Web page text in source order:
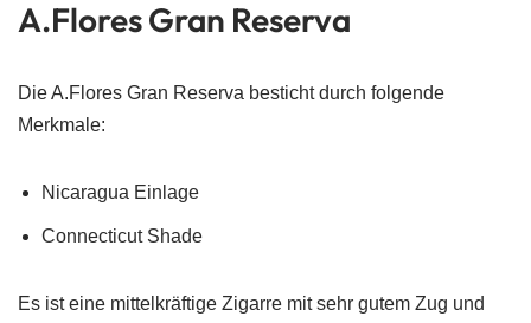
A.Flores Gran Reserva
Die A.Flores Gran Reserva besticht durch folgende
Merkmale:
Nicaragua Einlage
Connecticut Shade
Es ist eine mittelkräftige Zigarre mit sehr gutem Zug und